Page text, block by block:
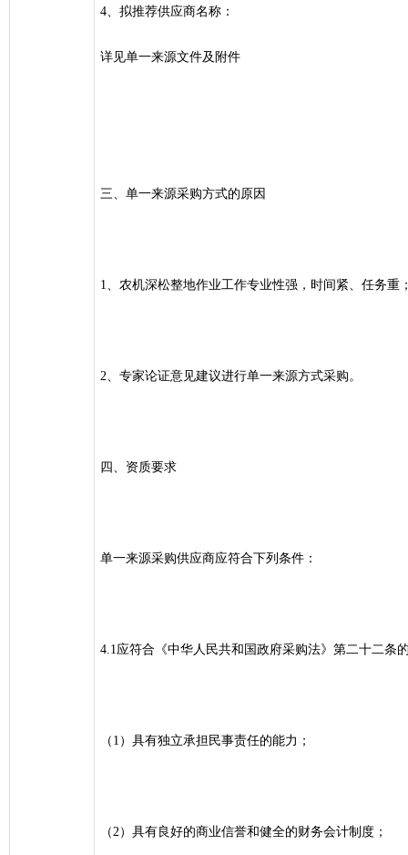
4、拟推荐供应商名称：
详见单一来源文件及附件
三、单一来源采购方式的原因
1、农机深松整地作业工作专业性强，时间紧、任务重
2、专家论证意见建议进行单一来源方式采购。
四、资质要求
单一来源采购供应商应符合下列条件：
4.1应符合《中华人民共和国政府采购法》第二十二条
（1）具有独立承担民事责任的能力；
（2）具有良好的商业信誉和健全的财务会计制度；